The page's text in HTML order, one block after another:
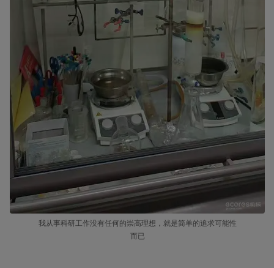
我从事科研工作没有任何的崇高理想，就是简单的追求可能性
而已